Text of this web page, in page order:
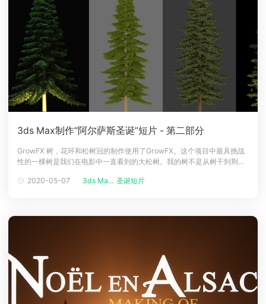
3ds Max制作“阿尔萨斯圣诞”短片 - 第二部分
GrowFX 树，花环和松树冠的制作使用了GrowFX。这个项目中最具挑战
性的一棵树是我们在电影中一直看到的大松树。我的树不是从树干到荆棘
的树。 顶点颜色功能帮助了在树枝尾端摆放数以千计的灯和装饰品。松树
2020-05-07 3ds Ma... 圣诞短片